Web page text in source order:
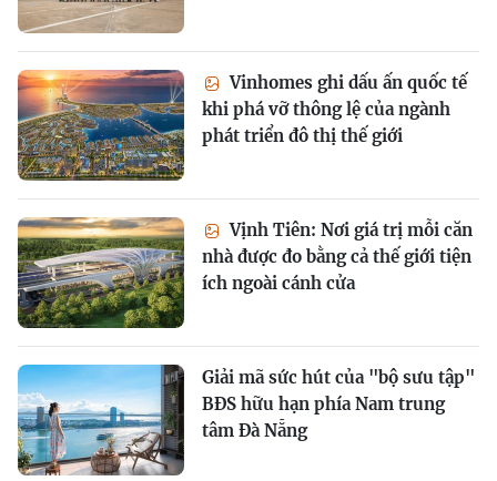
Vinhomes ghi dấu ấn quốc tế
khi phá vỡ thông lệ của ngành
phát triển đô thị thế giới
Vịnh Tiên: Nơi giá trị mỗi căn
nhà được đo bằng cả thế giới tiện
ích ngoài cánh cửa
Giải mã sức hút của "bộ sưu tập"
BĐS hữu hạn phía Nam trung
tâm Đà Nẵng